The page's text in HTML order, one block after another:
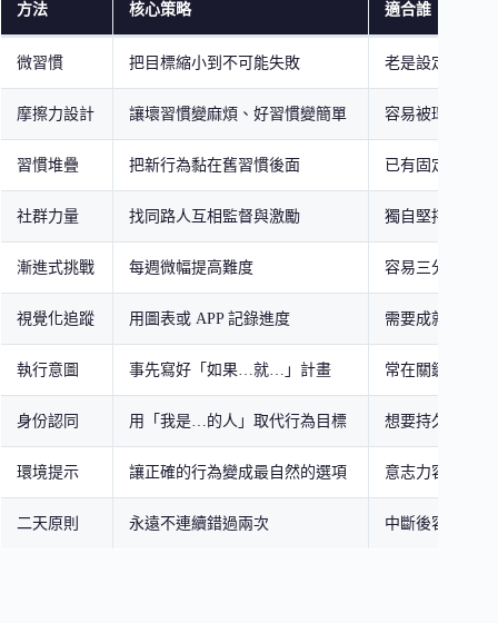
方法 核心策略 適合誰
微習慣 把目標縮小到不可能失敗 老是設定太高目
摩擦力設計 讓壞習慣變麻煩、好習慣變簡單 容易被環境誘惑
習慣堆疊 把新行為黏在舊習慣後面 已有固定日常流
社群力量 找同路人互相監督與激勵 獨自堅持容易放
漸進式挑戰 每週微幅提高難度 容易三分鐘熱度
視覺化追蹤 用圖表或 APP 記錄進度 需要成就感驅動
執行意圖 事先寫好「如果…就…」計畫 常在關鍵時刻猶
身份認同 用「我是…的人」取代行為目標 想要持久改變的
環境提示 讓正確的行為變成最自然的選項 意志力容易被消
二天原則 永遠不連續錯過兩次 中斷後容易自暴